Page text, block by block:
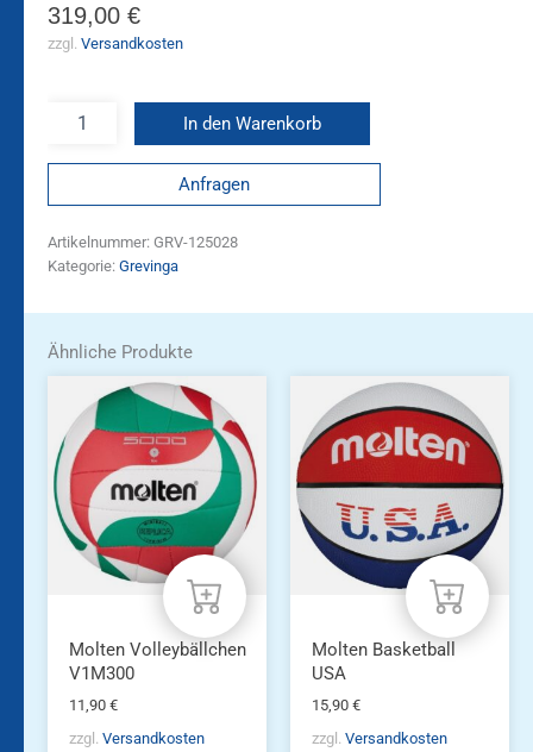
319,00 €
zzgl. Versandkosten
In den Warenkorb
Anfragen
Artikelnummer: GRV-125028
Kategorie: Grevinga
Ähnliche Produkte
Molten Volleybällchen
V1M300
11,90 €
zzgl. Versandkosten
Molten Basketball
USA
15,90 €
zzgl. Versandkosten